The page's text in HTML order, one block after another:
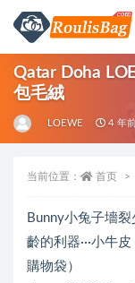
Qatar Doha
包毛絨
LOEWE 4 年
当前位置： 首页
Bunny小兔子墻
齡的利器···小牛
購物袋）